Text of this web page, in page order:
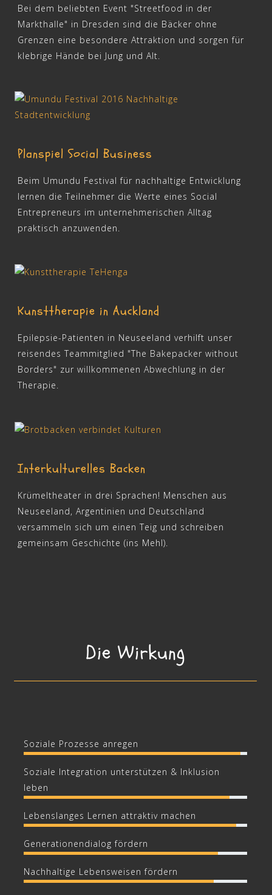
Bei dem beliebten Event "Streetfood in der
Markthalle" in Dresden sind die Bäcker ohne
Grenzen eine besondere Attraktion und sorgen für
klebrige Hände bei Jung und Alt.
Planspiel Social Business
Beim Umundu Festival für nachhaltige Entwicklung
lernen die Teilnehmer die Werte eines Social
Entrepreneurs im unternehmerischen Alltag
praktisch anzuwenden.
Kunsttherapie in Auckland
Epilepsie-Patienten in Neuseeland verhilft unser
reisendes Teammitglied "The Bakepacker without
Borders" zur willkommenen Abwechlung in der
Therapie.
Interkulturelles Backen
Krümeltheater in drei Sprachen! Menschen aus
Neuseeland, Argentinien und Deutschland
versammeln sich um einen Teig und schreiben
gemeinsam Geschichte (ins Mehl).
Die Wirkung
Soziale Prozesse anregen
Soziale Integration unterstützen & Inklusion
leben
Lebenslanges Lernen attraktiv machen
Generationendialog fördern
Nachhaltige Lebensweisen fördern